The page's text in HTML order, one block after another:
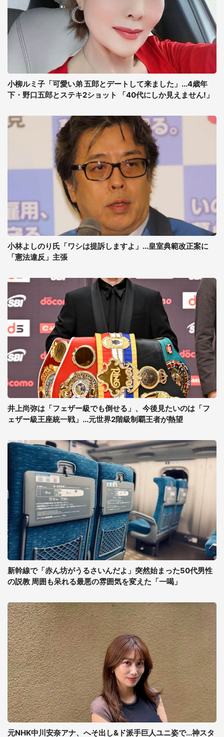
小柳ルミ子「可愛い弟 五郎とデートして来ました」...4歳年
下・野口五郎とステキ2ショット 「40代にしか見えません!」
小林よしのり氏「ワシは提訴しますよ」...皇室典範改正案に
「憲法違反」主張
井上尚弥は「フェザー級でも倒せる」、今後見たいのは「フ
ェザー級王座統一戦」...元世界2階級制覇王者が熱望
新幹線で「赤ん坊がうるさいんだよ」突然始まった50代男性
の説教 周囲も呆れる最悪の雰囲気を変えた「一喝」
元NHK中川安奈アナ、へそ出し&ド派手巨人ユニ姿で...神スタ